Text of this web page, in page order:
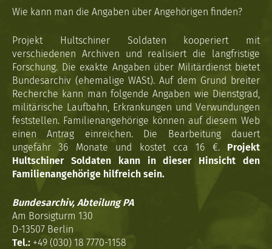
Wie kann man die Angaben über Angehörigen finden?
Projekt Hultschiner Soldaten kooperiert mit
verschiedenen Archiven und realisiert die langfristige
Forschung. Die exakte Angaben über Militärdienst bietet
Bundesarchiv (ehemalige WASt). Auf dem Grund breiter
Recherche kann man folgende Angaben wie Dienstgrad,
militärische Laufbahn, Erkrankungen und Verwundungen
feststellen. Familienangehörige können auf diesem Web
einen Antrag einreichen. Die Bearbeitung dauert
ungefähr 36 Monate und kostet cca 16 €. Projekt
Hultschiner Soldaten kann in dieser Hinsicht den
Familienangehörige hilfreich sein.
Bundesarchiv, Abteilung PA
Am Borsigturm 130
D-13507 Berlin
Tel.: +49 (030) 18 7770-1158